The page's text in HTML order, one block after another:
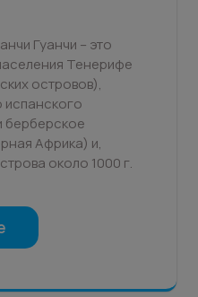
Гуанчи – это
Тенерифе
островов),
испанского
берберское
Африка) и,
около 1000 г.